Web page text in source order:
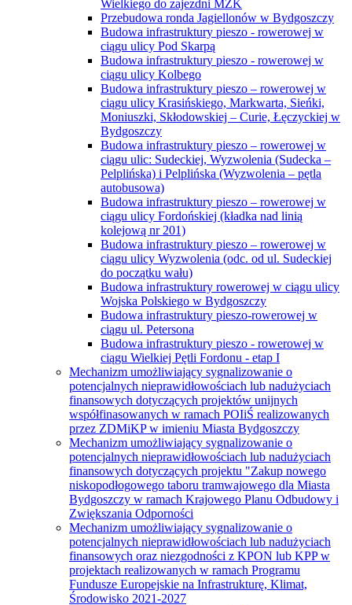
Wielkiego do zajezdni MZK
Przebudowa ronda Jagiellonów w Bydgoszczy
Budowa infrastruktury pieszo - rowerowej w
ciągu ulicy Pod Skarpą
Budowa infrastruktury pieszo - rowerowej w
ciągu ulicy Kolbego
Budowa infrastruktury pieszo – rowerowej w
ciągu ulicy Krasińskiego, Markwarta, Sieńki,
Moniuszki, Skłodowskiej – Curie, Łęczyckiej w
Bydgoszczy
Budowa infrastruktury pieszo – rowerowej w
ciągu ulic: Sudeckiej, Wyzwolenia (Sudecka –
Pelplińska) i Pelplińska (Wyzwolenia – pętla
autobusowa)
Budowa infrastruktury pieszo – rowerowej w
ciągu ulicy Fordońskiej (kładka nad linią
kolejową nr 201)
Budowa infrastruktury pieszo – rowerowej w
ciągu ulicy Wyzwolenia (odc. od ul. Sudeckiej
do początku wału)
Budowa infrastruktury rowerowej w ciągu ulicy
Wojska Polskiego w Bydgoszczy
Budowa infrastruktury pieszo-rowerowej w
ciągu ul. Petersona
Budowa infrastruktury pieszo - rowerowej w
ciągu Wielkiej Pętli Fordonu - etap I
Mechanizm umożliwiający sygnalizowanie o
potencjalnych nieprawidłowościach lub nadużyciach
finansowych dotyczących projektów unijnych
współfinasowanych w ramach POIiŚ realizowanych
przez ZDMiKP w imieniu Miasta Bydgoszczy
Mechanizm umożliwiający sygnalizowanie o
potencjalnych nieprawidłowościach lub nadużyciach
finansowych dotyczących projektu "Zakup nowego
niskopodłogowego taboru tramwajowego dla Miasta
Bydgoszczy w ramach Krajowego Planu Odbudowy i
Zwiększania Odporności
Mechanizm umożliwiający sygnalizowanie o
potencjalnych nieprawidłowościach lub nadużyciach
finansowych oraz niezgodności z KPON lub KPP w
projektach realizowanych w ramach Programu
Fundusze Europejskie na Infrastrukturę, Klimat,
Środowisko 2021-2027